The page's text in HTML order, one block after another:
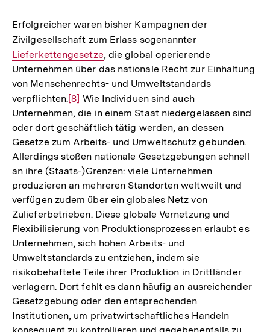
Erfolgreicher waren bisher Kampagnen der
Zivilgesellschaft zum Erlass sogenannterInterner
Link:
Lieferkettengesetze, die global operierende
Unternehmen über das nationale Recht zur Einhaltung
von Menschenrechts- und Umweltstandards
verpflichten.Zur
Auflösung
der
Fußnote
[8] Wie Individuen sind auch
Unternehmen, die in einem Staat niedergelassen sind
oder dort geschäftlich tätig werden, an dessen
Gesetze zum Arbeits- und Umweltschutz gebunden.
Allerdings stoßen nationale Gesetzgebungen schnell
an ihre (Staats-)Grenzen: viele Unternehmen
produzieren an mehreren Standorten weltweilt und
verfügen zudem über ein globales Netz von
Zulieferbetrieben. Diese globale Vernetzung und
Flexibilisierung von Produktionsprozessen erlaubt es
Unternehmen, sich hohen Arbeits- und
Umweltstandards zu entziehen, indem sie
risikobehaftete Teile ihrer Produktion in Drittländer
verlagern. Dort fehlt es dann häufig an ausreichender
Gesetzgebung oder den entsprechenden
Institutionen, um privatwirtschaftliches Handeln